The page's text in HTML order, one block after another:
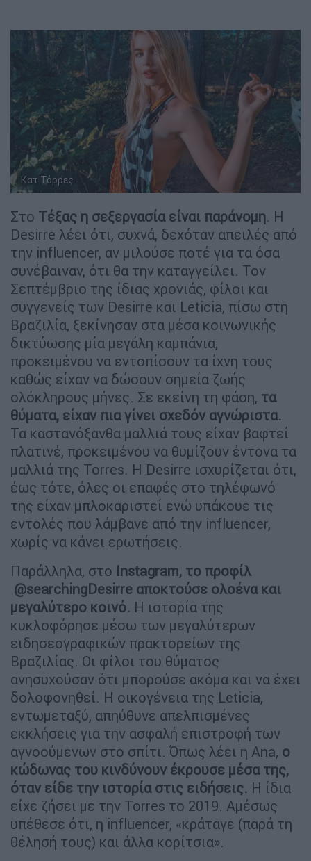
Κατ Τόρρες
Στο Τέξας η σεξεργασία είναι παράνομη. Η
Desirre λέει ότι, συχνά, δεχόταν απειλές από
την influencer, αν μιλούσε ποτέ για τα όσα
συνέβαιναν, ότι θα την καταγγείλει. Τον
Σεπτέμβριο της ίδιας χρονιάς, φίλοι και
συγγενείς των Desirre και Leticia, πίσω στη
Βραζιλία, ξεκίνησαν στα μέσα κοινωνικής
δικτύωσης μία μεγάλη καμπάνια,
προκειμένου να εντοπίσουν τα ίχνη τους
καθώς είχαν να δώσουν σημεία ζωής
ολόκληρους μήνες. Σε εκείνη τη φάση, τα
θύματα, είχαν πια γίνει σχεδόν αγνώριστα.
Τα καστανόξανθα μαλλιά τους είχαν βαφτεί
πλατινέ, προκειμένου να θυμίζουν έντονα τα
μαλλιά της Torres. Η Desirre ισχυρίζεται ότι,
έως τότε, όλες οι επαφές στο τηλέφωνό
της είχαν μπλοκαριστεί ενώ υπάκουε τις
εντολές που λάμβανε από την influencer,
χωρίς να κάνει ερωτήσεις.
Παράλληλα, στο Instagram, το προφίλ
@searchingDesirre αποκτούσε ολοένα και
μεγαλύτερο κοινό. Η ιστορία της
κυκλοφόρησε μέσω των μεγαλύτερων
ειδησεογραφικών πρακτορείων της
Βραζιλίας. Οι φίλοι του θύματος
ανησυχούσαν ότι μπορούσε ακόμα και να έχει
δολοφονηθεί. Η οικογένεια της Leticia,
εντωμεταξύ, απηύθυνε απελπισμένες
εκκλήσεις για την ασφαλή επιστροφή των
αγνοούμενων στο σπίτι. Όπως λέει η Ana, ο
κώδωνας του κινδύνουν έκρουσε μέσα της,
όταν είδε την ιστορία στις ειδήσεις. Η ίδια
είχε ζήσει με την Torres το 2019. Αμέσως
υπέθεσε ότι, η influencer, «κράταγε (παρά τη
θέλησή τους) και άλλα κορίτσια».